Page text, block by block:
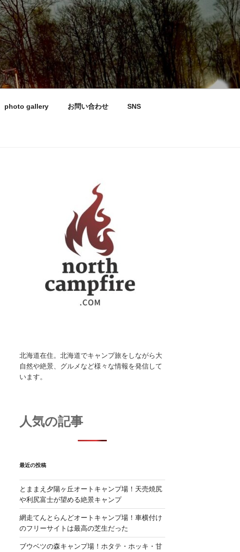
photo gallery お問い合わせ SNS
北海道在住。北海道でキャンプ旅をしながら大
自然や絶景、グルメなど様々な情報を発信して
います。
人気の記事
最近の投稿
とままえ夕陽ヶ丘オートキャンプ場！天売焼尻
や利尻富士が望める絶景キャンプ
網走てんとらんどオートキャンプ場！車横付け
のフリーサイトは最高の芝生だった
ブウベツの森キャンプ場！ホタテ・ホッキ・甘